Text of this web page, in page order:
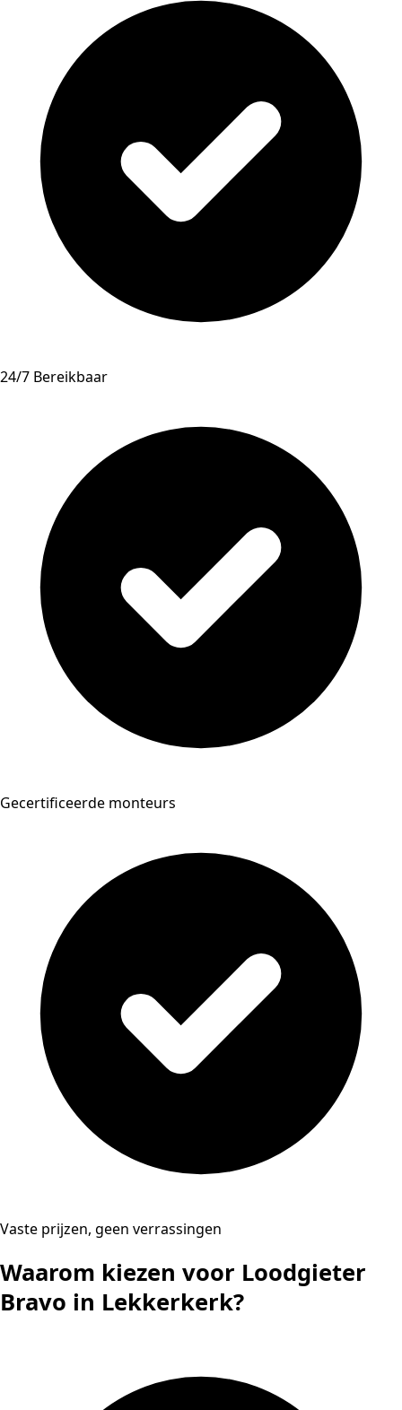
24/7 Bereikbaar
Gecertificeerde monteurs
Vaste prijzen, geen verrassingen
Waarom kiezen voor Loodgieter
Bravo in Lekkerkerk?